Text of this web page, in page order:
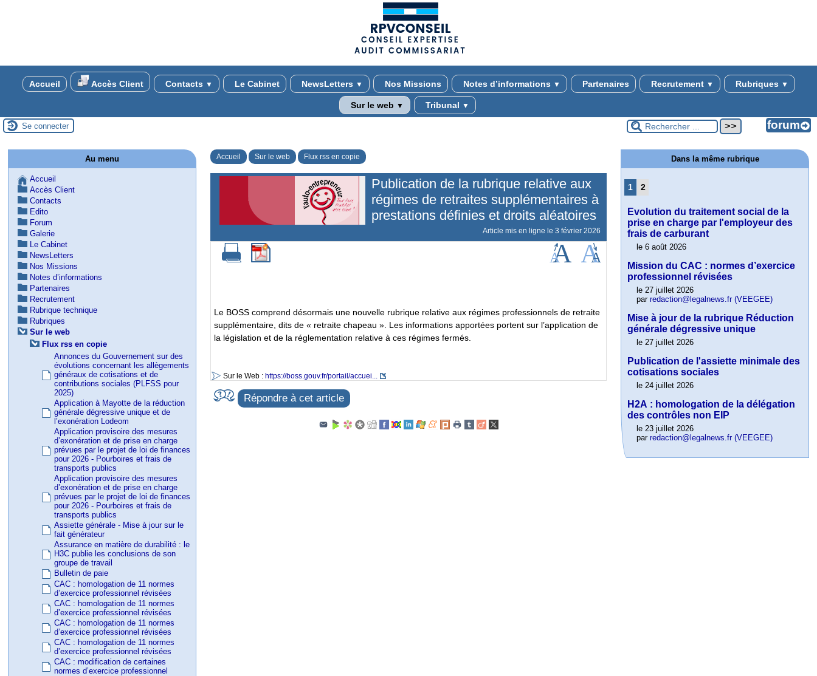
Accueil Accès Client Contacts ▼ Le Cabinet NewsLetters ▼ Nos Missions Notes d’informations ▼ Partenaires Recrutement ▼ Rubriques ▼
Sur le web ▼ Tribunal ▼
Se connecter
Accueil Sur le web Flux rss en copie
Publication de la rubrique relative aux
régimes de retraites supplémentaires à
prestations définies et droits aléatoires
Article mis en ligne le 3 février 2026
Le BOSS comprend désormais une nouvelle rubrique relative aux régimes professionnels de retraite
supplémentaire, dits de « retraite chapeau ». Les informations apportées portent sur l’application de
la législation et de la réglementation relative à ces régimes fermés.
Sur le Web : https://boss.gouv.fr/portail/accuei...
Répondre à cet article
Au menu
Accueil
Accès Client
Contacts
Edito
Forum
Galerie
Le Cabinet
NewsLetters
Nos Missions
Notes d’informations
Partenaires
Recrutement
Rubrique technique
Rubriques
Sur le web
Flux rss en copie
Annonces du Gouvernement sur des
évolutions concernant les allègements
généraux de cotisations et de
contributions sociales (PLFSS pour
2025)
Application à Mayotte de la réduction
générale dégressive unique et de
l’exonération Lodeom
Application provisoire des mesures
d’exonération et de prise en charge
prévues par le projet de loi de finances
pour 2026 - Pourboires et frais de
transports publics
Application provisoire des mesures
d’exonération et de prise en charge
prévues par le projet de loi de finances
pour 2026 - Pourboires et frais de
transports publics
Assiette générale - Mise à jour sur le
fait générateur
Assurance en matière de durabilité : le
H3C publie les conclusions de son
groupe de travail
Bulletin de paie
CAC : homologation de 11 normes
d’exercice professionnel révisées
CAC : homologation de 11 normes
d’exercice professionnel révisées
CAC : homologation de 11 normes
d’exercice professionnel révisées
CAC : homologation de 11 normes
d’exercice professionnel révisées
CAC : modification de certaines
normes d’exercice professionnel
Dans la même rubrique
1 2
Evolution du traitement social de la
prise en charge par l'employeur des
frais de carburant
le 6 août 2026
Mission du CAC : normes d’exercice
professionnel révisées
le 27 juillet 2026
parredaction@legalnews.fr (VEEGEE)
Mise à jour de la rubrique Réduction
générale dégressive unique
le 27 juillet 2026
Publication de l'assiette minimale des
cotisations sociales
le 24 juillet 2026
H2A : homologation de la délégation
des contrôles non EIP
le 23 juillet 2026
parredaction@legalnews.fr (VEEGEE)